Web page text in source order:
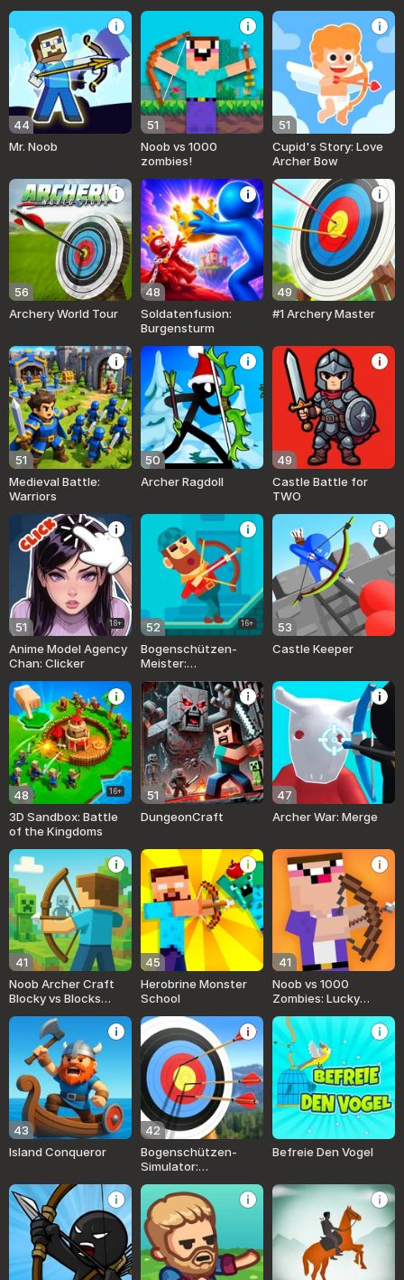
44
Mr. Noob
51
Noob vs 1000
zombies!
51
Cupid's Story: Love
Archer Bow
56
Archery World Tour
48
Soldatenfusion:
Burgensturm
49
#1 Archery Master
51
Medieval Battle:
Warriors
50
Archer Ragdoll
49
Castle Battle for
TWO
51 18+
Anime Model Agency
Chan: Clicker
52 16+
Bogenschützen-
Meister:
53
Castle Keeper
48 16+
3D Sandbox: Battle
of the Kingdoms
51
DungeonCraft
47
Archer War: Merge
41
Noob Archer Craft
Blocky vs Blocks
45
Herobrine Monster
School
41
Noob vs 1000
Zombies: Lucky
43
Island Conqueror
42
Bogenschützen-
Simulator:
Schießen!
Befreie Den Vogel